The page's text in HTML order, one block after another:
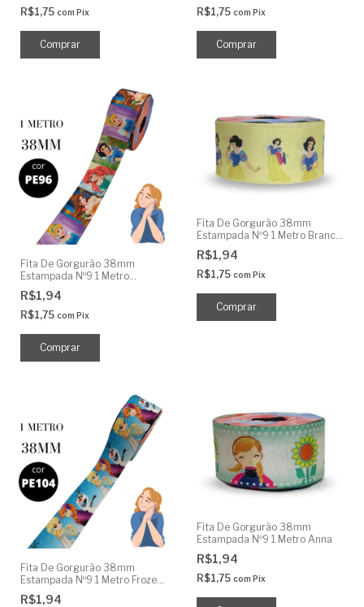
R$1,75 com Pix R$1,75 com Pix
Fita De Gorgurão 38mm
Estampada Nº9 1 Metro
Princesas
R$1,94
R$1,75 com Pix
Fita De Gorgurão 38mm
Estampada Nº9 1 Metro Branca
De Neve
R$1,94
R$1,75 com Pix
Fita De Gorgurão 38mm
Estampada Nº9 1 Metro Frozen
Olaf
R$1,94
Fita De Gorgurão 38mm
Estampada Nº9 1 Metro Anna
R$1,94
R$1,75 com Pix